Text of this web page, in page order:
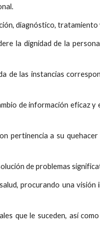
diagnóstico,
la dignidad de la
las instancias
de información eficaz y
pertinencia a su
de problemas
procurando una
que le suceden, así